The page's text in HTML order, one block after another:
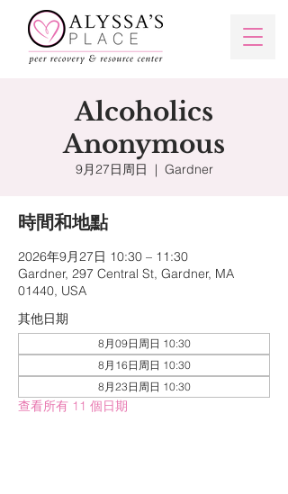
Alcoholics
Anonymous
9月27日周日
  |
Gardner
時間和地點
2026年9月27日 10:30 – 11:30
Gardner, 297 Central St, Gardner, MA
01440, USA
其他日期
8月09日周日 10:30
8月16日周日 10:30
8月23日周日 10:30
查看所有 11 個日期